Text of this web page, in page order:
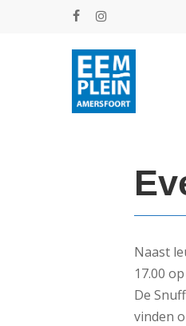
facebookinstagram
Naast
17.00
De
vinden